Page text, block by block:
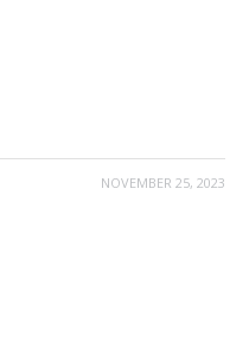
NOVEMBER 25, 2023